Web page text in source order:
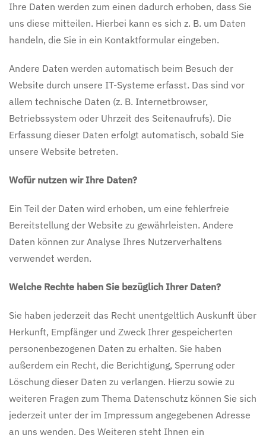
Ihre Daten werden zum einen dadurch erhoben, dass Sie
uns diese mitteilen. Hierbei kann es sich z. B. um Daten
handeln, die Sie in ein Kontaktformular eingeben.
Andere Daten werden automatisch beim Besuch der
Website durch unsere IT-Systeme erfasst. Das sind vor
allem technische Daten (z. B. Internetbrowser,
Betriebssystem oder Uhrzeit des Seitenaufrufs). Die
Erfassung dieser Daten erfolgt automatisch, sobald Sie
unsere Website betreten.
Wofür nutzen wir Ihre Daten?
Ein Teil der Daten wird erhoben, um eine fehlerfreie
Bereitstellung der Website zu gewährleisten. Andere
Daten können zur Analyse Ihres Nutzerverhaltens
verwendet werden.
Welche Rechte haben Sie bezüglich Ihrer Daten?
Sie haben jederzeit das Recht unentgeltlich Auskunft über
Herkunft, Empfänger und Zweck Ihrer gespeicherten
personenbezogenen Daten zu erhalten. Sie haben
außerdem ein Recht, die Berichtigung, Sperrung oder
Löschung dieser Daten zu verlangen. Hierzu sowie zu
weiteren Fragen zum Thema Datenschutz können Sie sich
jederzeit unter der im Impressum angegebenen Adresse
an uns wenden. Des Weiteren steht Ihnen ein